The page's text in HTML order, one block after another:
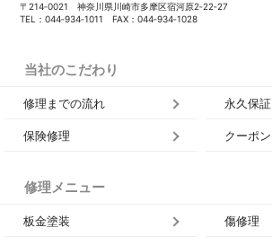
〒214‑0021 神奈川県川崎市多摩区宿河原2‑22‑27
TEL：044‑934‑1011 FAX：044‑934‑1028
当社のこだわり
修理までの流れ 永久保証
保険修理 クーポン
修理メニュー
板金塗装 傷修理